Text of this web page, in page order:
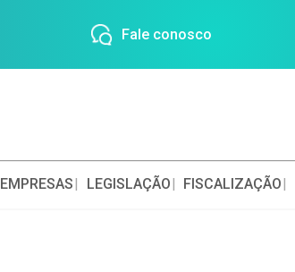
Fale conosco
EMPRESAS LEGISLAÇÃO FISCALIZAÇÃO